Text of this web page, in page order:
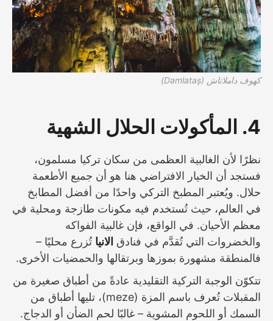
كهوف داملاتاش (Damlataș)
4. المأكولات الحلال الشهية
نظرًا لأن الغالبية العظمى من سكان تركيا مسلمون،
فستجد أن الخيار الافتراضي هنا هو أن جميع الأطعمة
حلال. ويُعتبر المطبخ التركي واحدًا من أفضل المطابخ
في العالم، حيث تُستخدم فيه مكونات طازجة ومحلية في
معظم الأحيان. في الواقع، فإن غالبية الفواكه
والخضروات التي تُقدَّم في فنادق الانيا تُزرع محليًا –
فالمنطقة مشهورة بموزها وبرتقالها والحمضيات الأخرى.
تتكوّن الوجبة التركية التقليدية عادةً من أطباق صغيرة من
المقبلات تُعرف باسم المزة (meze)، تليها أطباق من
السمك أو اللحوم المشوية – غالبًا لحم الضأن أو الدجاج.